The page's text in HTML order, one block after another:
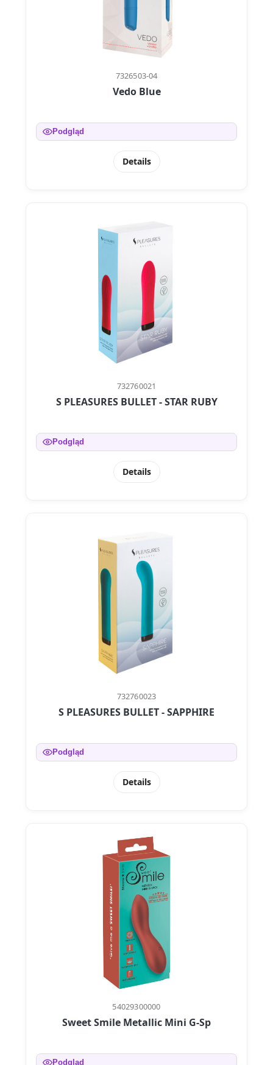
7326503-04
Vedo Blue
Podgląd
Details
732760021
S PLEASURES BULLET - STAR RUBY
Podgląd
Details
732760023
S PLEASURES BULLET - SAPPHIRE
Podgląd
Details
54029300000
Sweet Smile Metallic Mini G-Sp
Podgląd